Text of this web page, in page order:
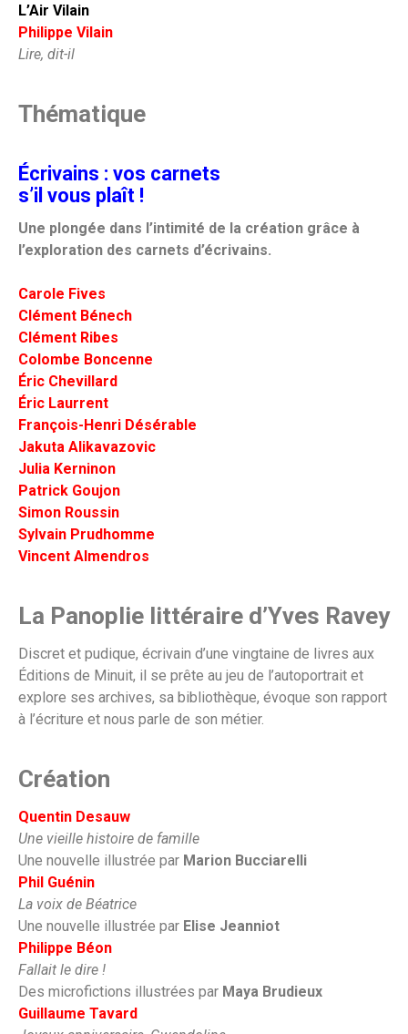
L’Air Vilain
Philippe Vilain
Lire, dit-il
Thématique
Écrivains : vos carnets
s’il vous plaît !
Une plongée dans l’intimité de la création grâce à
l’exploration des carnets d’écrivains.
Carole Fives
Clément Bénech
Clément Ribes
Colombe Boncenne
Éric Chevillard
Éric Laurrent
François-Henri Désérable
Jakuta Alikavazovic
Julia Kerninon
Patrick Goujon
Simon Roussin
Sylvain Prudhomme
Vincent Almendros
La Panoplie littéraire d’Yves Ravey
Discret et pudique, écrivain d’une vingtaine de livres aux
Éditions de Minuit, il se prête au jeu de l’autoportrait et
explore ses archives, sa bibliothèque, évoque son rapport
à l’écriture et nous parle de son métier.
Création
Quentin Desauw
Une vieille histoire de famille
Une nouvelle illustrée par Marion Bucciarelli
Phil Guénin
La voix de Béatrice
Une nouvelle illustrée par Elise Jeanniot
Philippe Béon
Fallait le dire !
Des microfictions illustrées par Maya Brudieux
Guillaume Tavard